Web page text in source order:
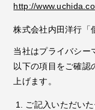
http://
株式会社内田洋行「
当社はプライバシー
以下の項目をご確認
上げます。
ご記入いただい